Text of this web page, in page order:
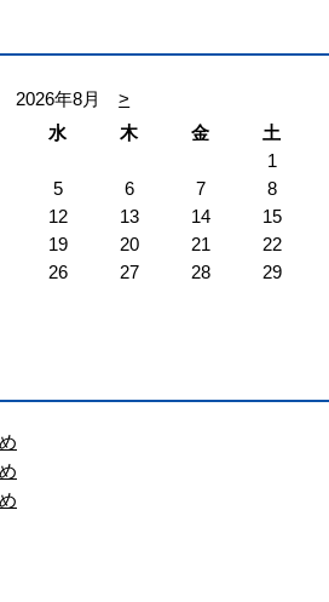
2026年8月
>
水 木 金
土
1
5 6 7
8
12 13 14
15
19 20 21
22
26 27 28
29